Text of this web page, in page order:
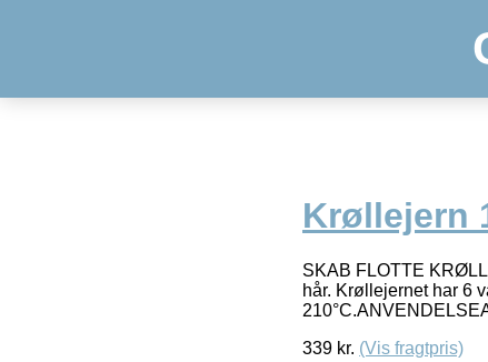
Krøllejern
SKAB FLOTTE
hår. Krøllejernet har 6
339 kr. (Vis fragtpris)